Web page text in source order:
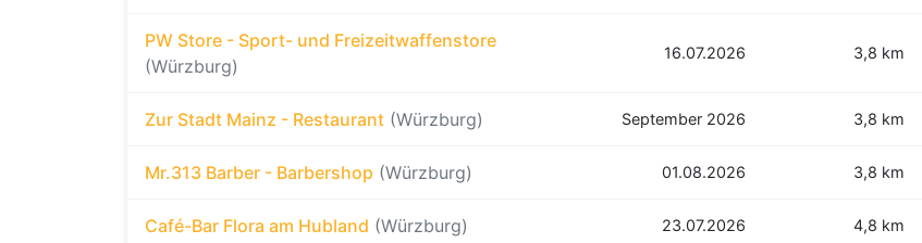
PW Store - Sport- und Freizeitwaffenstore
(Würzburg)
16.07.2026 3,8 km
Zur Stadt Mainz - Restaurant (Würzburg) September 2026 3,8 km
Mr.313 Barber - Barbershop (Würzburg) 01.08.2026 3,8 km
Café-Bar Flora am Hubland (Würzburg) 23.07.2026 4,8 km